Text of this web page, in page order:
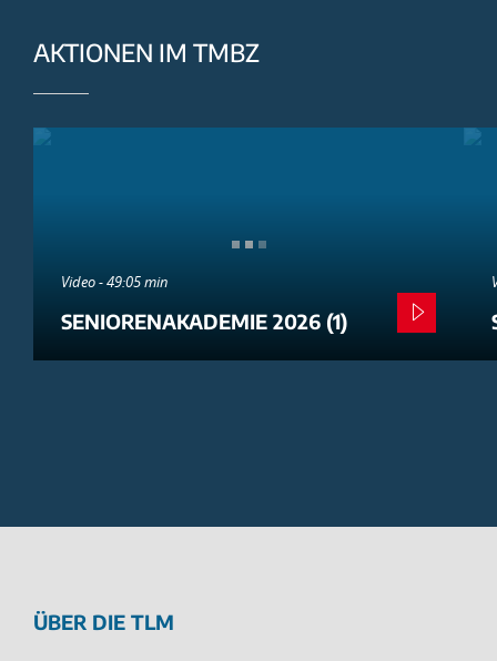
AKTIONEN IM TMBZ
Video - 49:05 min
SENIORENAKADEMIE 2026 (1)
ÜBER DIE TLM